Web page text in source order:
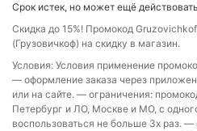
Срок истек, но может ещё действовать
Скидка до 15%! Промокод Gruzovichkof
(Грузовичкоф) на скидку в магазин.
Условия: Условия применение
— оформление заказа через
или на сайте. — ограничения:
Петербург и ЛО, Москве и МО, с
воспользоваться не больше 3х раз. —